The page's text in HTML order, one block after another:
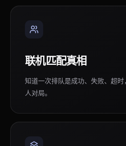
联机匹配真相
知道一次排队是成功、失败、超
人对局。